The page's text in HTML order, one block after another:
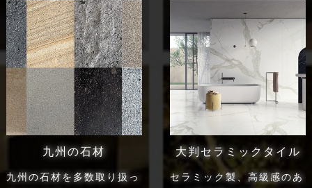
・３種類の発光色
・調光機能搭載
厳選された天然石と革新的
な技術の融合により石材の
奥深い表情が表現できま
す。
裏面照射技術を採用するこ
とで石材の自然な模様と光
が演出されます。
・石材のテクスチャが高級
感のある空間を演出しま
・石材の内側からの照射に
より、幻想的な光の壁とな
ります。
・天然石を使用しておりま
すので、柄や発色はそれぞ
れ異なります。
九州の石材
九州の石材を多数取り扱っ
大判セラミックタイル
セラミック製、高級感のあ